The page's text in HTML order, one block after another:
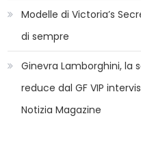
Modelle di Victoria’s
di sempre
Ginevra Lamborghini, la
reduce dal GF VIP
Notizia Magazine